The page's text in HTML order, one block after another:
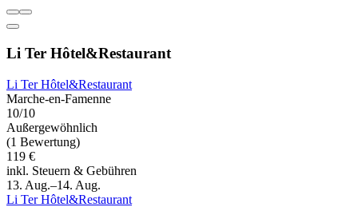
Li Ter Hôtel&Restaurant
Li Ter Hôtel&Restaurant
Marche-en-Famenne
10/10
Außergewöhnlich
(1 Bewertung)
119 €
inkl. Steuern & Gebühren
13. Aug.–14. Aug.
Li Ter Hôtel&Restaurant